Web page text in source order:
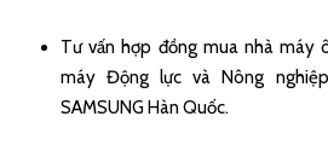
Tư vấn hợp đồng mua nhà máy
máy Động lực và Nông
SAMSUNG Hàn Quốc.